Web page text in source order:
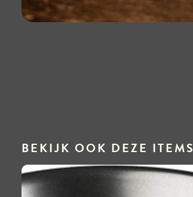
BEKIJK OOK DEZE ITEMS